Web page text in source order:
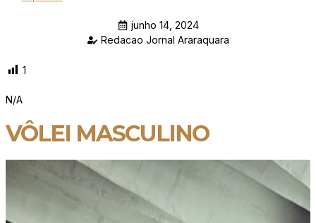
junho 14, 2024
Redacao Jornal Araraquara
1
N/A
VÔLEI MASCULINO